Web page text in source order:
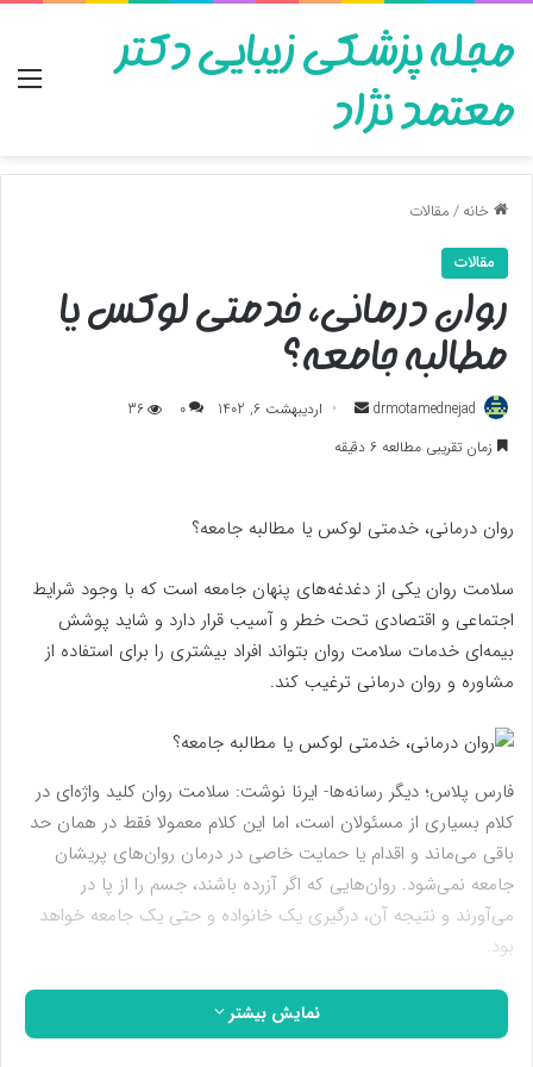
مجله پزشکی زیبایی دکتر
معتمد نژاد
خانه/مقالات
مقالات
روان درمانی، خدمتی لوکس یا
مطالبه جامعه؟
drmotamednejad
ارسال
به
اردیبهشت 6, 1402 0
36
زمان تقریبی مطالعه 6 دقیقه
روان درمانی، خدمتی لوکس یا مطالبه جامعه؟
سلامت روان یکی از دغدغه‌های پنهان جامعه است که با وجود شرایط
اجتماعی و اقتصادی تحت خطر و آسیب قرار دارد و شاید پوشش
بیمه‌ای خدمات سلامت روان بتواند افراد بیشتری را برای استفاده از
مشاوره و روان درمانی ترغیب کند.
فارس پلاس؛ دیگر رسانه‌ها- ایرنا نوشت: سلامت روان کلید واژه‌ای در
کلام بسیاری از مسئولان است، اما این کلام معمولا فقط در همان حد
باقی می‌ماند و اقدام یا حمایت خاصی در درمان روان‌های پریشان
جامعه نمی‌شود. روان‌هایی که اگر آزرده باشند، جسم را از پا در
می‌آورند و نتیجه آن، درگیری یک خانواده و حتی یک جامعه خواهد
بود.
هرچند بسیاری حداقل تلاش می‌کنند خود را نگران سلامت روان
جامعه نشان بدهند، اما اگر افراد و جامعه خودشان به این فکر نیافتند
نمایش بیشتر